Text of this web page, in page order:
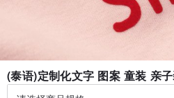
(泰语)定制化文字 图案 童装 亲